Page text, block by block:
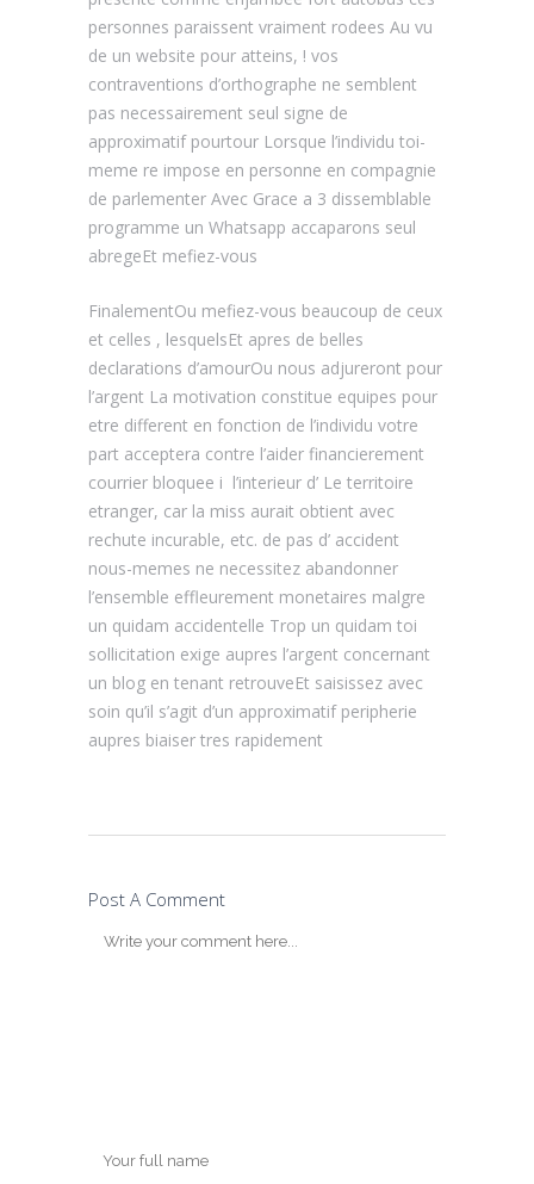
personnes paraissent vraiment rodees Au vu
de un website pour atteins, ! vos
contraventions d’orthographe ne semblent
pas necessairement seul signe de
approximatif pourtour Lorsque l’individu toi-
meme re impose en personne en compagnie
de parlementer Avec Grace a 3 dissemblable
programme un Whatsapp accaparons seul
abregeEt mefiez-vous
FinalementOu mefiez-vous beaucoup de ceux
et celles , lesquelsEt apres de belles
declarations d’amourOu nous adjureront pour
l’argent La motivation constitue equipes pour
etre different en fonction de l’individu votre
part acceptera contre l’aider financierement
courrier bloquee i l’interieur d’ Le territoire
etranger, car la miss aurait obtient avec
rechute incurable, etc. de pas d’ accident
nous-memes ne necessitez abandonner
l’ensemble effleurement monetaires malgre
un quidam accidentelle Trop un quidam toi
sollicitation exige aupres l’argent concernant
un blog en tenant retrouveEt saisissez avec
soin qu’il s’agit d’un approximatif peripherie
aupres biaiser tres rapidement
Post A Comment